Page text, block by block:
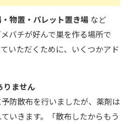
物置・パレット置き場 など
バチが好んで巣を作る場所で
いただくために、いくつかアド
ません
防散布を行いましたが、薬剤は
いきます。「散布したからもう